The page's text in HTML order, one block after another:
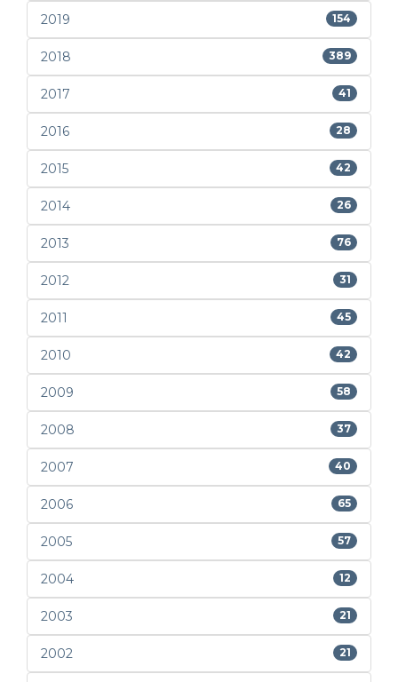
2019 154
2018 389
2017 41
2016 28
2015 42
2014 26
2013 76
2012 31
2011 45
2010 42
2009 58
2008 37
2007 40
2006 65
2005 57
2004 12
2003 21
2002 21